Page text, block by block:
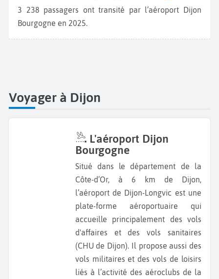
3 238 passagers ont transité par l’aéroport Dijon
Bourgogne en 2025.
Voyager à Dijon
L'aéroport Dijon
Bourgogne
Situé dans le département de la
Côte-d’Or, à 6 km de Dijon,
l’aéroport de Dijon-Longvic est une
plate-forme aéroportuaire qui
accueille principalement des vols
d'affaires et des vols sanitaires
(CHU de Dijon). Il propose aussi des
vols militaires et des vols de loisirs
liés à l’activité des aéroclubs de la